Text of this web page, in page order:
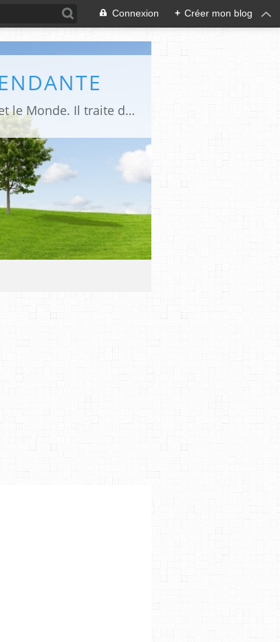
Connexion + Créer mon blog
Makaila.fr est un site d’informations indépendant et d’actualités sur le Tchad, l’Afrique et le Monde. Il traite des sujets variés entre autres: la politique, les droits humains, les libertés, le social, l’économique,la culture etc.